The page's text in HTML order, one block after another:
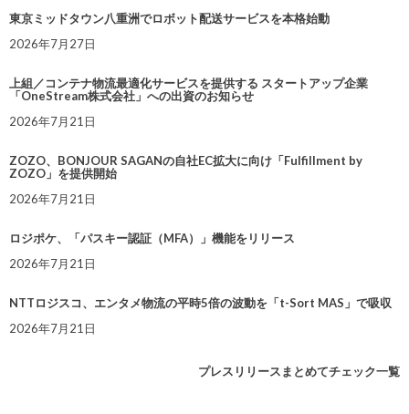
東京ミッドタウン八重洲でロボット配送サービスを本格始動
2026年7月27日
上組／コンテナ物流最適化サービスを提供する スタートアップ企業
「OneStream株式会社」への出資のお知らせ
2026年7月21日
ZOZO、BONJOUR SAGANの自社EC拡大に向け「Fulfillment by
ZOZO」を提供開始
2026年7月21日
ロジポケ、「パスキー認証（MFA）」機能をリリース
2026年7月21日
NTTロジスコ、エンタメ物流の平時5倍の波動を「t-Sort MAS」で吸収
2026年7月21日
プレスリリースまとめてチェック一覧